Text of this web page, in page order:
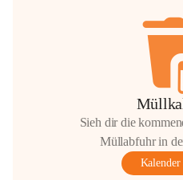
Sieh dir die
Müllabfuhr in
Kalender